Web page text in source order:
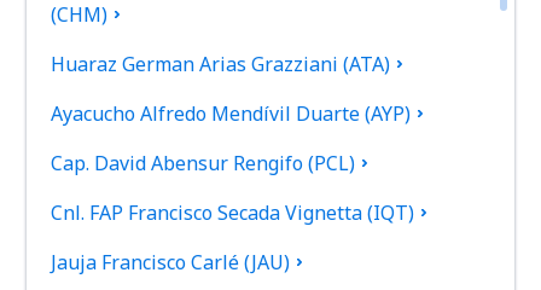
(CHM)
Huaraz German Arias Grazziani (ATA)
Ayacucho Alfredo Mendívil Duarte (AYP)
Cap. David Abensur Rengifo (PCL)
Cnl. FAP Francisco Secada Vignetta (IQT)
Jauja Francisco Carlé (JAU)